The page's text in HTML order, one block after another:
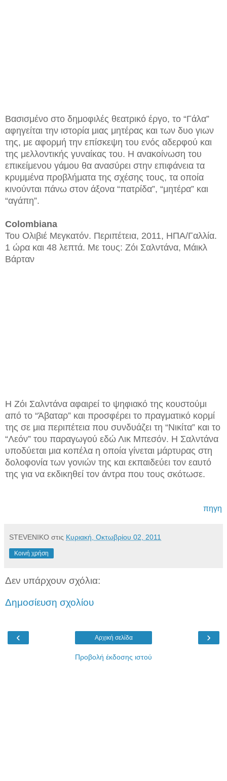
Βασισμένο στο δημοφιλές θεατρικό έργο, το “Γάλα”
αφηγείται την ιστορία μιας μητέρας και των δυο γιων
της, με αφορμή την επίσκεψη του ενός αδερφού και
της μελλοντικής γυναίκας του. Η ανακοίνωση του
επικείμενου γάμου θα ανασύρει στην επιφάνεια τα
κρυμμένα προβλήματα της σχέσης τους, τα οποία
κινούνται πάνω στον άξονα “πατρίδα”, “μητέρα” και
“αγάπη”.
Colombiana
Του Ολιβιέ Μεγκατόν. Περιπέτεια, 2011, ΗΠΑ/Γαλλία.
1 ώρα και 48 λεπτά. Με τους: Ζόι Σαλντάνα, Μάικλ
Βάρταν
Η Ζόι Σαλντάνα αφαιρεί το ψηφιακό της κουστούμι
από το “Άβαταρ” και προσφέρει το πραγματικό κορμί
της σε μια περιπέτεια που συνδυάζει τη “Νικίτα” και το
“Λεόν” του παραγωγού εδώ Λικ Μπεσόν. Η Σαλντάνα
υποδύεται μια κοπέλα η οποία γίνεται μάρτυρας στη
δολοφονία των γονιών της και εκπαιδεύει τον εαυτό
της για να εκδικηθεί τον άντρα που τους σκότωσε.
πηγη
STEVENIKO στις Κυριακή, Οκτωβρίου 02, 2011
Κοινή χρήση
Δεν υπάρχουν σχόλια:
Δημοσίευση σχολίου
‹ ›
Αρχική σελίδα
Προβολή έκδοσης ιστού